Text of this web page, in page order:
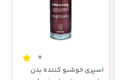
0
اسپری خوشبو کننده بدن